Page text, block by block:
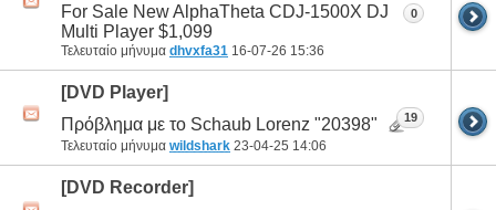
For Sale New AlphaTheta CDJ-1500X DJ
Multi Player $1,099
Τελευταίο μήνυμα dhvxfa31 16-07-26 15:36
0
[DVD Player]
Πρόβλημα με το Schaub Lorenz "20398"
Τελευταίο μήνυμα wildshark 23-04-25 14:06
19
[DVD Recorder]